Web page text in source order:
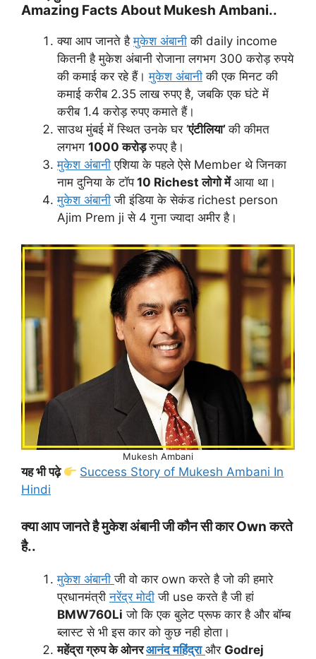
Amazing Facts About Mukesh Ambani..
क्या आप जानते हैमुकेश अंबानी की daily income
कितनी है मुकेश अंबानी रोजाना लगभग 300 करोड़ रुपये
की कमाई कर रहे हैं।मुकेश अंबानी की एक मिनट की
कमाई करीब 2.35 लाख रुपए है, जबकि एक घंटे में
करीब 1.4 करोड़ रुपए कमाते हैं।
साउथ मुंबई में स्थित उनके घर ‘एंटीलिया’की कीमत
लगभग 1000 करोड़रुपए है।
मुकेश अंबानी एशिया के पहले ऐसे Member थे जिनका
नाम दुनिया के टॉप10 Richest लोगो मेंआया था।
मुकेश अंबानी जी इंडिया के सेकंड richest person
Ajim Prem ji से 4 गुना ज्यादा अमीर है।
Mukesh Ambani
यह भी पढ़े
Success Story of Mukesh Ambani In
Hindi
क्या आप जानते है मुकेश अंबानी जी कौन सी कार Own करते
है..
मुकेश अंबानीजी वो कार own करते है जो की हमारे
प्रधानमंत्रीनरेंद्र मोदी जी use करते है जी हां
BMW760Li जो कि एक बुलेट प्रूफ कार है और बॉम्ब
ब्लास्ट से भी इस कार को कुछ नही होता।
महेंद्रा ग्रुप के ओनरआनंद महिंद्रा और Godrej